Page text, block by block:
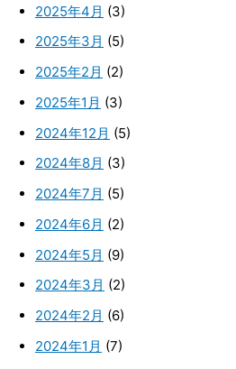
2025年4月 (3)
2025年3月 (5)
2025年2月 (2)
2025年1月 (3)
2024年12月 (5)
2024年8月 (3)
2024年7月 (5)
2024年6月 (2)
2024年5月 (9)
2024年3月 (2)
2024年2月 (6)
2024年1月 (7)